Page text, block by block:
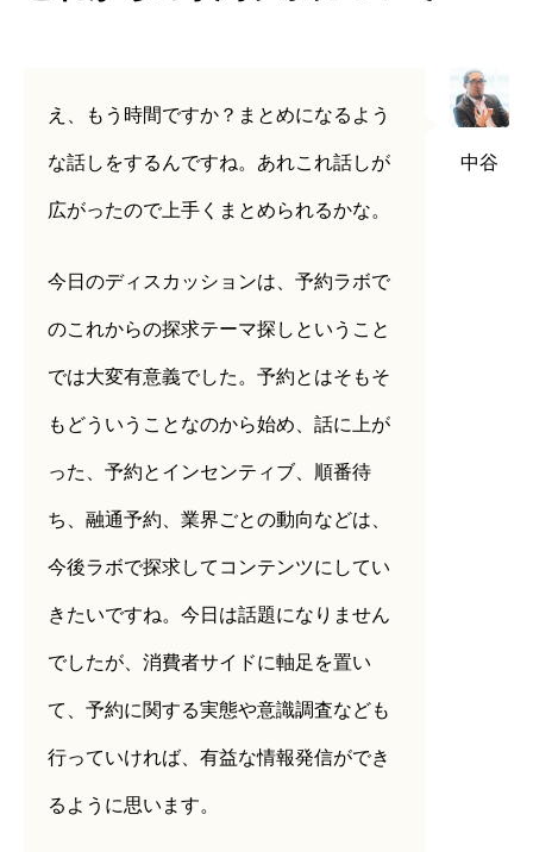
え、もう時間ですか？まとめになるよう
な話しをするんですね。あれこれ話しが
広がったので上手くまとめられるかな。
今日のディスカッションは、予約ラボで
のこれからの探求テーマ探しということ
では大変有意義でした。予約とはそもそ
もどういうことなのから始め、話に上が
った、予約とインセンティブ、順番待
ち、融通予約、業界ごとの動向などは、
今後ラボで探求してコンテンツにしてい
きたいですね。今日は話題になりません
でしたが、消費者サイドに軸足を置い
て、予約に関する実態や意識調査なども
行っていければ、有益な情報発信ができ
るように思います。
中谷